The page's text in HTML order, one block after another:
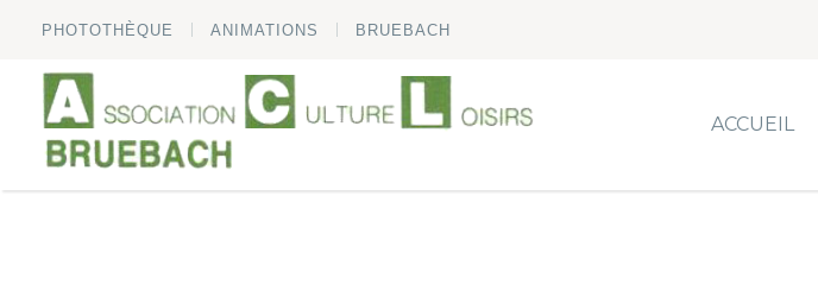
PHOTOTHÈQUE ANIMATIONS BRUEBACH
ACCUEIL